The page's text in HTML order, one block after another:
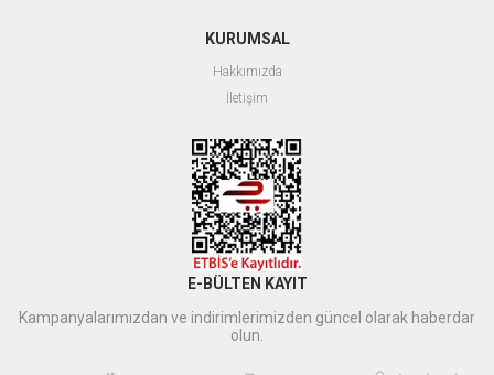
KURUMSAL
Hakkımızda
İletişim
E-BÜLTEN KAYIT
Kampanyalarımızdan ve indirimlerimizden güncel olarak haberdar
olun.